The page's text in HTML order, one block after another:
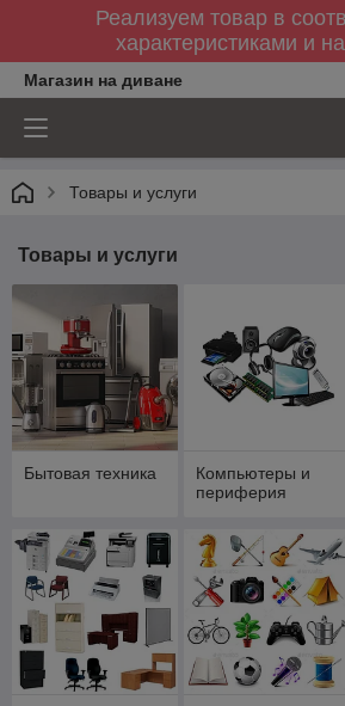
Реализуем товар в
характеристиками и
Магазин на диване
Товары и услуги
Товары и услуги
Бытовая техника
Компьютеры и
периферия